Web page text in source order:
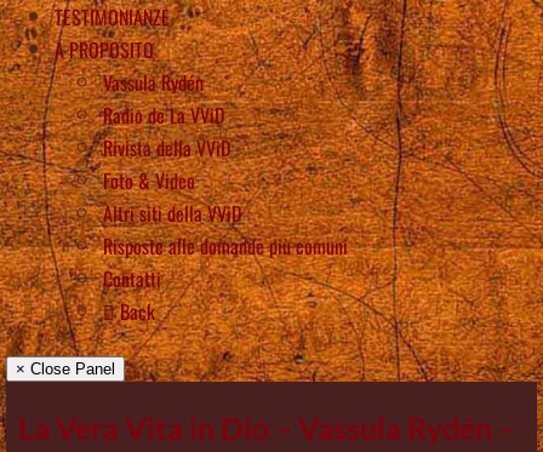
TESTIMONIANZE
A PROPOSITO
Vassula Rydén
Radio de La VViD
Rivista della VViD
Foto & Video
Altri siti della VViD
Risposte alle domande più comuni
Contatti
Back
× Close Panel
La Vera Vita in Dio – Vassula Rydén –